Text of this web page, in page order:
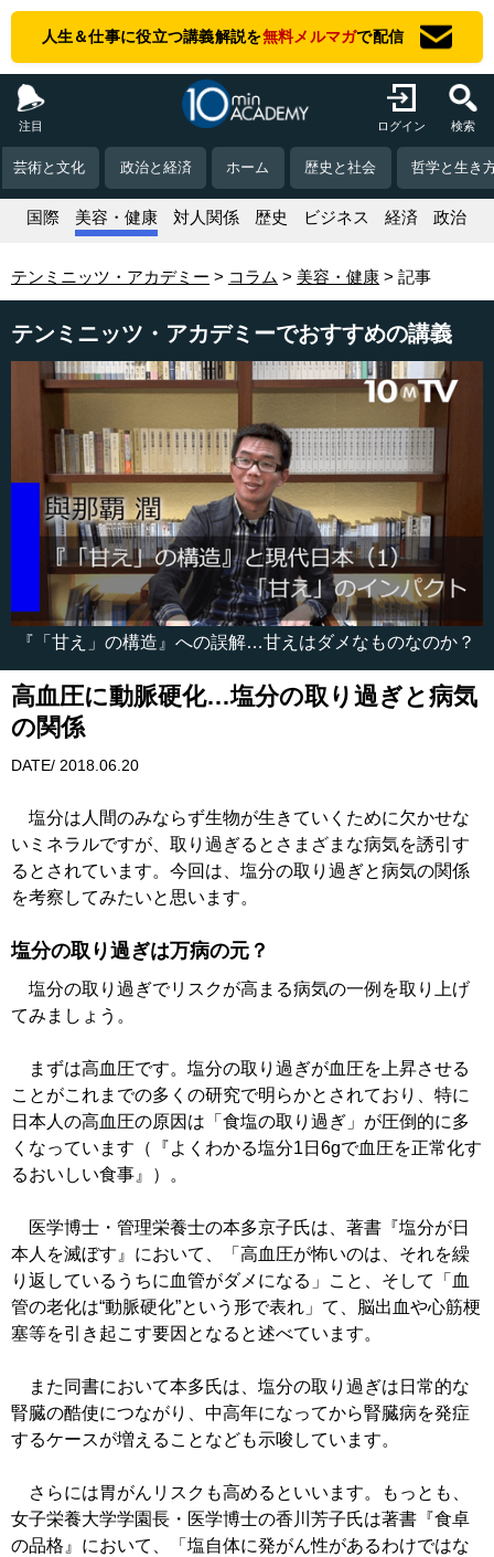
人生＆仕事に役立つ講義解説を無料メルマガで配信
注目 ログイン 検索
芸術と文化 政治と経済 ホーム 歴史と社会 哲学と生き
国際 美容・健康 対人関係 歴史 ビジネス 経済 政治
テンミニッツ・アカデミー コラム 美容・健康 記事
テンミニッツ・アカデミーでおすすめの講義
『「甘え」の構造』への誤解…甘えはダメなものなのか？
高血圧に動脈硬化…塩分の取り過ぎと病気
の関係
DATE/ 2018.06.20
塩分は人間のみならず生物が生きていくために欠かせな
いミネラルですが、取り過ぎるとさまざまな病気を誘引す
るとされています。今回は、塩分の取り過ぎと病気の関係
を考察してみたいと思います。
塩分の取り過ぎは万病の元？
塩分の取り過ぎでリスクが高まる病気の一例を取り上げ
てみましょう。
まずは高血圧です。塩分の取り過ぎが血圧を上昇させる
ことがこれまでの多くの研究で明らかとされており、特に
日本人の高血圧の原因は「食塩の取り過ぎ」が圧倒的に多
くなっています（『よくわかる塩分1日6gで血圧を正常化す
るおいしい食事』）。
医学博士・管理栄養士の本多京子氏は、著書『塩分が日
本人を滅ぼす』において、「高血圧が怖いのは、それを繰
り返しているうちに血管がダメになる」こと、そして「血
管の老化は“動脈硬化”という形で表れ」て、脳出血や心筋梗
塞等を引き起こす要因となると述べています。
また同書において本多氏は、塩分の取り過ぎは日常的な
腎臓の酷使につながり、中高年になってから腎臓病を発症
するケースが増えることなども示唆しています。
さらには胃がんリスクも高めるといいます。もっとも、
女子栄養大学学園長・医学博士の香川芳子氏は著書『食卓
の品格』において、「塩自体に発がん性があるわけではな